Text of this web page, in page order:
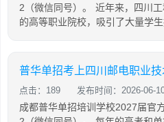
2（微信同号）。 近年来，四川
的高等职业院校，吸引了大量学
普华单招考上四川邮电职业
点击：189 发布时间：2026-06-
成都普华单招培训学校2027届官